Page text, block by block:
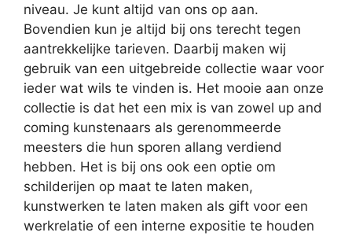
niveau. Je kunt altijd van ons op aan.
Bovendien kun je altijd bij ons terecht tegen
aantrekkelijke tarieven. Daarbij maken wij
gebruik van een uitgebreide collectie waar voor
ieder wat wils te vinden is. Het mooie aan onze
collectie is dat het een mix is van zowel up and
coming kunstenaars als gerenommeerde
meesters die hun sporen allang verdiend
hebben. Het is bij ons ook een optie om
schilderijen op maat te laten maken,
kunstwerken te laten maken als gift voor een
werkrelatie of een interne expositie te houden